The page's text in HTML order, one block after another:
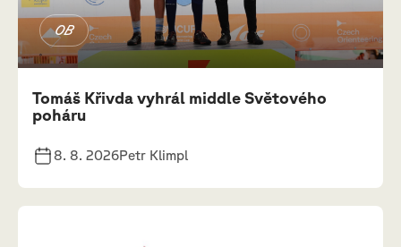
OB
Tomáš Křivda vyhrál middle Světového
poháru
8. 8. 2026Petr Klimpl